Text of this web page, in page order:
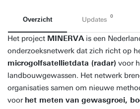
Overzicht Updates 0
Het project MINERVAis een
onderzoeksnetwerk dat zich richt op
microgolfsatellietdata (radar) voor
landbouwgewassen. Het netwerk
organisaties samen om nieuwe
voor het meten van gewasgroei,